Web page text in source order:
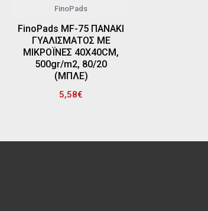
FinoPads
FinoPads MF-75 ΠΑΝΑΚΙ
ΓΥΑΛΙΣΜΑΤΟΣ ΜΕ
ΜΙΚΡΟΪΝΕΣ 40Χ40CM,
500gr/m2, 80/20
(ΜΠΛΕ)
5,58€